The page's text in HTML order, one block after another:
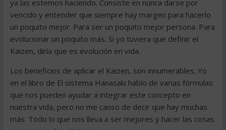
ya las estemos haciendo. Consiste en nunca darse por
vencido y entender que siempre hay margen para hacerlo
un poquito mejor. Para ser un poquito mejor persona. Para
evolucionar un poquito más. Si yo tuviera que definir el
Kaizen, diría que es evolución en vida.
Los beneficios de aplicar el Kaizen, son innumerables. Yo
en el libro de El sistema Hanasaki hablo de varias fórmulas
que nos pueden ayudar a integrar este concepto en
nuestra vida, pero no me canso de decir que hay muchas
más. Todo lo que nos lleva a ser mejores y hacer las cosas